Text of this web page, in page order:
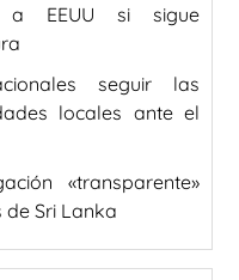
EEUU si sigue
seguir las
locales ante el
«transparente»
Sri Lanka